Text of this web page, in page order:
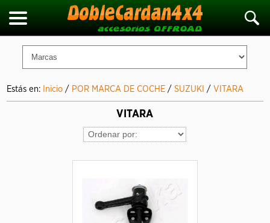
Estás en: Inicio / POR MARCA DE COCHE /SUZUKI / VITARA
VITARA